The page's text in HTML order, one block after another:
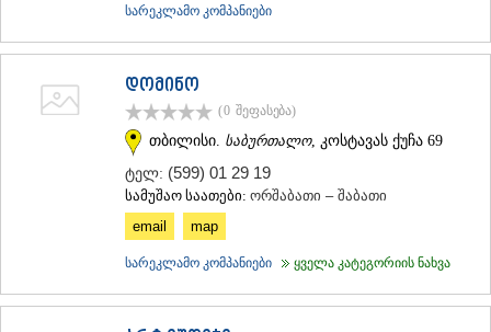
სარეკლამო კომპანიები
დომინო
(0 შეფასება)
თბილისი. საბურთალო, კოსტავას ქუჩა 69
ტელ: (599) 01 29 19
სამუშაო საათები: ორშაბათი – შაბათი
email
map
სარეკლამო კომპანიები ყველა კატეგორიის ნახვა